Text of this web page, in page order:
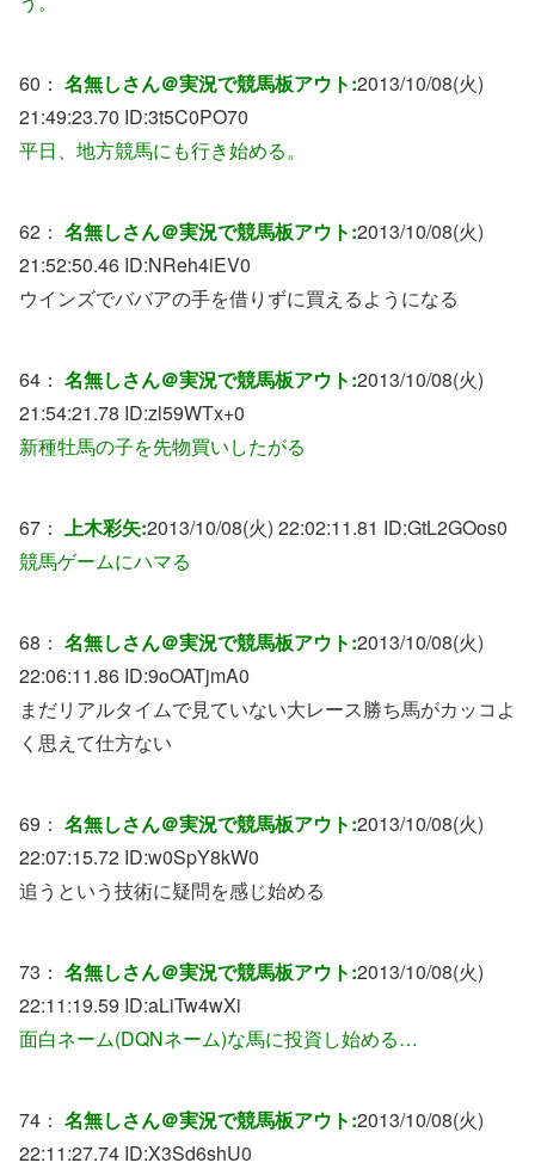
60： 名無しさん＠実況で競馬板アウト:2013/10/08(火)
21:49:23.70 ID:3t5C0PO70
平日、地方競馬にも行き始める。
62： 名無しさん＠実況で競馬板アウト:2013/10/08(火)
21:52:50.46 ID:NReh4iEV0
ウインズでババアの手を借りずに買えるようになる
64： 名無しさん＠実況で競馬板アウト:2013/10/08(火)
21:54:21.78 ID:zl59WTx+0
新種牡馬の子を先物買いしたがる
67： 上木彩矢:2013/10/08(火) 22:02:11.81 ID:GtL2GOos0
競馬ゲームにハマる
68： 名無しさん＠実況で競馬板アウト:2013/10/08(火)
22:06:11.86 ID:9oOATjmA0
まだリアルタイムで見ていない大レース勝ち馬がカッコよ
く思えて仕方ない
69： 名無しさん＠実況で競馬板アウト:2013/10/08(火)
22:07:15.72 ID:w0SpY8kW0
追うという技術に疑問を感じ始める
73： 名無しさん＠実況で競馬板アウト:2013/10/08(火)
22:11:19.59 ID:aLiTw4wXi
面白ネーム(DQNネーム)な馬に投資し始める…
74： 名無しさん＠実況で競馬板アウト:2013/10/08(火)
22:11:27.74 ID:X3Sd6shU0